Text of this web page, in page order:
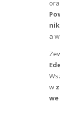
a
w
we